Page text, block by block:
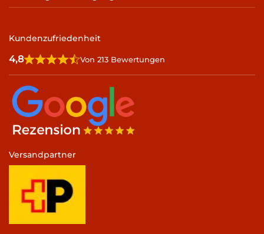
Kundenzufriedenheit
4,8 Von 213 Bewertungen
Versandpartner